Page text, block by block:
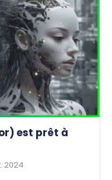
est prêt à
2024